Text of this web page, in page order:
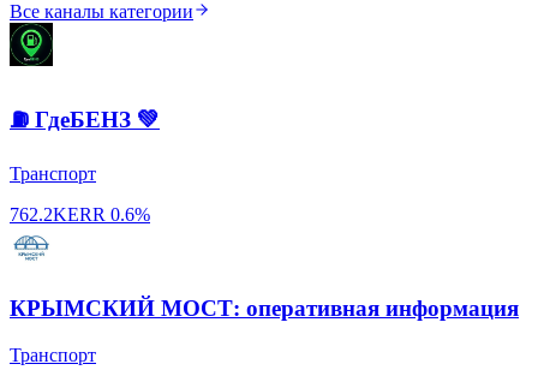
Все каналы категории
⛽️ ГдеБЕНЗ 💚
Транспорт
762.2KERR 0.6%
КРЫМСКИЙ МОСТ: оперативная информация
Транспорт